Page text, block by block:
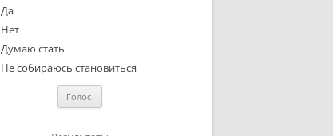
Да
Нет
Думаю стать
Не собираюсь становиться